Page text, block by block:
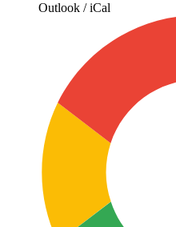
Outlook / iCal